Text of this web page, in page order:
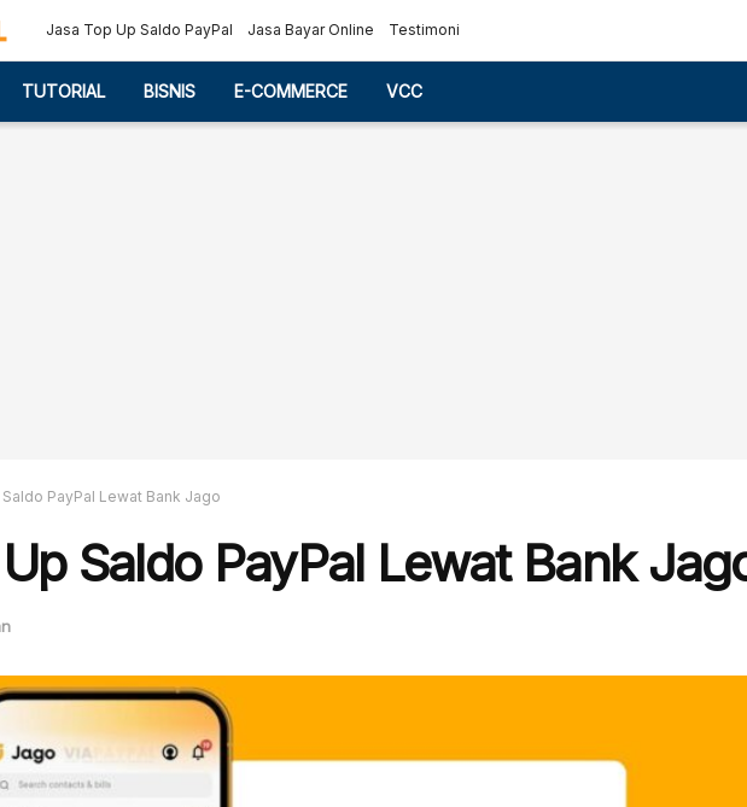
Jasa Top Up Saldo PayPal Jasa Bayar Online Testimoni
TUTORIAL BISNIS E-COMMERCE VCC
PayPal Lewat Bank Jago
Saldo PayPal Lewat Bank